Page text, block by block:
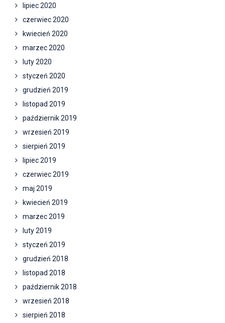
lipiec 2020
czerwiec 2020
kwiecień 2020
marzec 2020
luty 2020
styczeń 2020
grudzień 2019
listopad 2019
październik 2019
wrzesień 2019
sierpień 2019
lipiec 2019
czerwiec 2019
maj 2019
kwiecień 2019
marzec 2019
luty 2019
styczeń 2019
grudzień 2018
listopad 2018
październik 2018
wrzesień 2018
sierpień 2018